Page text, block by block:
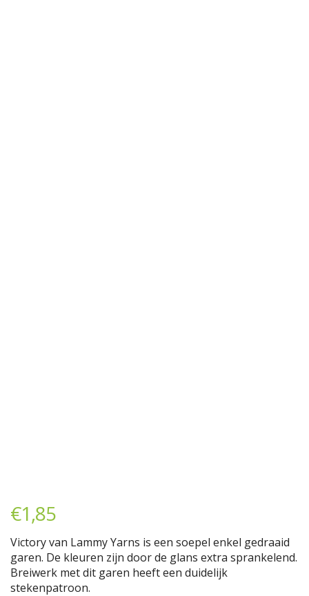
€1,85
Victory van Lammy Yarns is een soepel enkel gedraaid
garen. De kleuren zijn door de glans extra sprankelend.
Breiwerk met dit garen heeft een duidelijk
stekenpatroon.